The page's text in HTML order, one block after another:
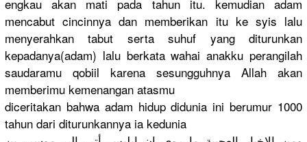
engkau akan mati pada tahun itu. kemudian adam
mencabut cincinnya dan memberikan itu ke syis lalu
menyerahkan tabut serta suhuf yang diturunkan
kepadanya(adam) lalu berkata wahai anakku perangilah
saudaramu qobiil karena sesungguhnya Allah akan
memberimu kemenangan atasmu
diceritakan bahwa adam hidup didunia ini berumur 1000
tahun dari diturunkannya ia kedunia